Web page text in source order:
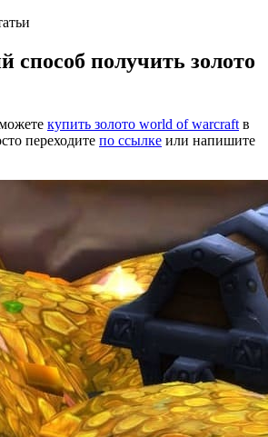
способ получить золото
купить золото world of warcraft в
переходите по ссылке или напишите